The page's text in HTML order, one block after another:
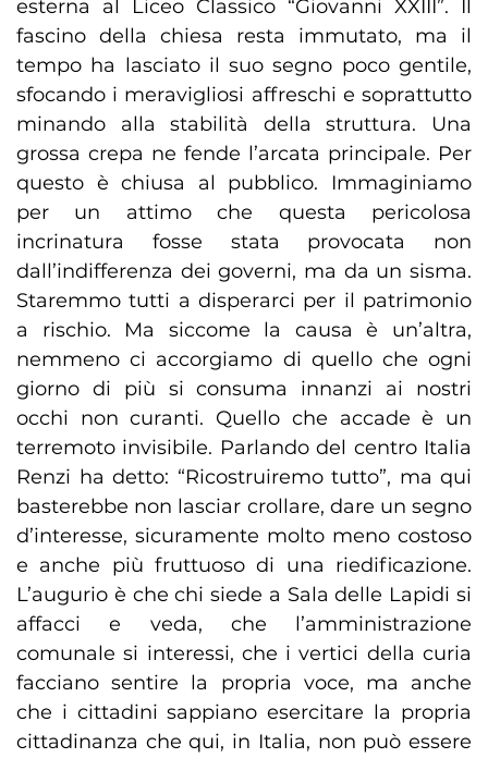
esterna al Liceo Classico “Giovanni XXIII”. Il
fascino della chiesa resta immutato, ma il
tempo ha lasciato il suo segno poco gentile,
sfocando i meravigliosi affreschi e soprattutto
minando alla stabilità della struttura. Una
grossa crepa ne fende l’arcata principale. Per
questo è chiusa al pubblico. Immaginiamo
per un attimo che questa pericolosa
incrinatura fosse stata provocata non
dall’indifferenza dei governi, ma da un sisma.
Staremmo tutti a disperarci per il patrimonio
a rischio. Ma siccome la causa è un’altra,
nemmeno ci accorgiamo di quello che ogni
giorno di più si consuma innanzi ai nostri
occhi non curanti. Quello che accade è un
terremoto invisibile. Parlando del centro Italia
Renzi ha detto: “Ricostruiremo tutto”, ma qui
basterebbe non lasciar crollare, dare un segno
d’interesse, sicuramente molto meno costoso
e anche più fruttuoso di una riedificazione.
L’augurio è che chi siede a Sala delle Lapidi si
affacci e veda, che l’amministrazione
comunale si interessi, che i vertici della curia
facciano sentire la propria voce, ma anche
che i cittadini sappiano esercitare la propria
cittadinanza che qui, in Italia, non può essere